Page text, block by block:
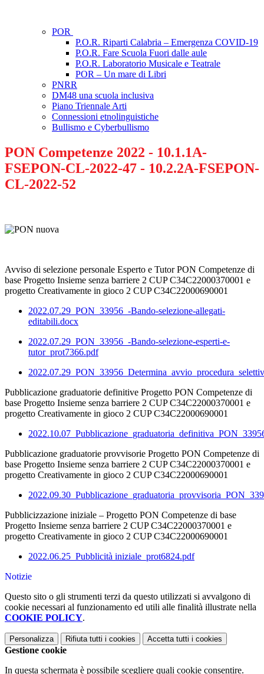
POR
P.O.R. Riparti Calabria – Emergenza COVID-19
P.O.R. Fare Scuola Fuori dalle aule
P.O.R. Laboratorio Musicale e Teatrale
POR – Un mare di Libri
PNRR
DM48 una scuola inclusiva
Piano Triennale Arti
Connessioni etnolinguistiche
Bullismo e Cyberbullismo
PON Competenze 2022 - 10.1.1A-
FSEPON-CL-2022-47 - 10.2.2A-FSEPON-
CL-2022-52
Avviso di selezione personale Esperto e Tutor PON Competenze di
base Progetto Insieme senza barriere 2 CUP C34C22000370001 e
progetto Creativamente in gioco 2 CUP C34C22000690001
2022.07.29_PON_33956_-Bando-selezione-allegati-
editabili.docx
2022.07.29_PON_33956_-Bando-selezione-esperti-e-
tutor_prot7366.pdf
Pubblicazione graduatorie definitive Progetto PON Competenze di
base Progetto Insieme senza barriere 2 CUP C34C22000370001 e
progetto Creativamente in gioco 2 CUP C34C22000690001
Pubblicazione graduatorie provvisorie Progetto PON Competenze di
base Progetto Insieme senza barriere 2 CUP C34C22000370001 e
progetto Creativamente in gioco 2 CUP C34C22000690001
Pubblicizzazione iniziale – Progetto PON Competenze di base
Progetto Insieme senza barriere 2 CUP C34C22000370001 e
progetto Creativamente in gioco 2 CUP C34C22000690001
2022.06.25_Pubblicità iniziale_prot6824.pdf
Notizie
Questo sito o gli strumenti terzi da questo utilizzati si avvalgono di
cookie necessari al funzionamento ed utili alle finalità illustrate nella
COOKIE POLICY.
Personalizza Rifiuta tutti i cookies Accetta tutti i cookies
Gestione cookie
In questa schermata è possibile scegliere quali cookie consentire.